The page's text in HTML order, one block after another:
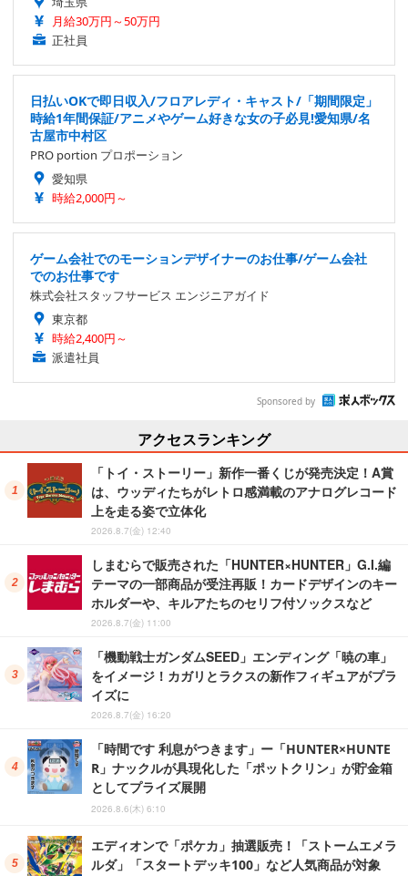
月給30万円～50万円
正社員
日払いOKで即日収入/フロアレディ・キャスト/「期間限定」
時給1年間保証/アニメやゲーム好きな女の子必見!愛知県/名
古屋市中村区
PRO portion プロポーション
愛知県
時給2,000円～
ゲーム会社でのモーションデザイナーのお仕事/ゲーム会社
でのお仕事です
株式会社スタッフサービス エンジニアガイド
東京都
時給2,400円～
派遣社員
Sponsored by
アクセスランキング
「トイ・ストーリー」新作一番くじが発売決定！A賞
は、ウッディたちがレトロ感満載のアナログレコード
上を走る姿で立体化
2026.8.7(金) 12:40
しまむらで販売された「HUNTER×HUNTER」G.I.編
テーマの一部商品が受注再販！カードデザインのキー
ホルダーや、キルアたちのセリフ付ソックスなど
2026.8.7(金) 11:00
「機動戦士ガンダムSEED」エンディング「暁の車」
をイメージ！カガリとラクスの新作フィギュアがプラ
イズに
2026.8.7(金) 16:20
「時間です 利息がつきます」ー「HUNTER×HUNTE
R」ナックルが具現化した「ポットクリン」が貯金箱
としてプライズ展開
2026.8.6(木) 6:10
エディオンで「ポケカ」抽選販売！「ストームエメラ
ルダ」「スタートデッキ100」など人気商品が対象